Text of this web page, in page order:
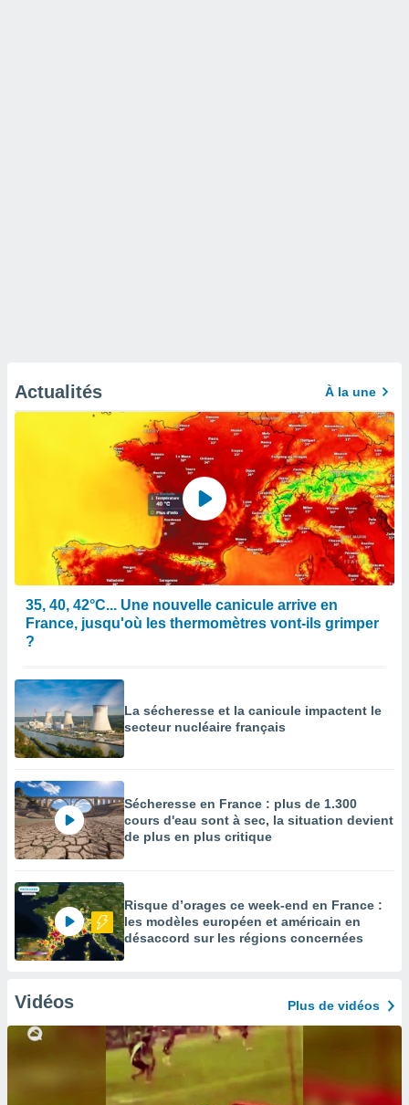
Actualités À la une
35, 40, 42°C... Une nouvelle canicule arrive en
France, jusqu'où les thermomètres vont-ils grimper
?
La sécheresse et la canicule impactent le
secteur nucléaire français
Sécheresse en France : plus de 1.300
cours d'eau sont à sec, la situation devient
de plus en plus critique
Risque d’orages ce week-end en France :
les modèles européen et américain en
désaccord sur les régions concernées
Vidéos Plus de vidéos